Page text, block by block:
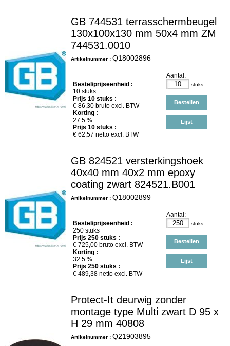
GB 744531 terrasschermbeugel
130x100x130 mm 50x4 mm ZM
744531.0010
Artikelnummer : Q18002896
Bestel/prijseenheid :
10 stuks
Prijs 10stuks :
€ 86,30bruto excl. BTW
Korting :
27.5 %
Prijs 10stuks :
€ 62,57 netto excl. BTW
Aantal:
stuks
Bestellen
Lijst
GB 824521 versterkingshoek
40x40 mm 40x2 mm epoxy
coating zwart 824521.B001
Artikelnummer : Q18002899
Bestel/prijseenheid :
250 stuks
Prijs 250stuks :
€ 725,00bruto excl. BTW
Korting :
32.5 %
Prijs 250stuks :
€ 489,38netto excl. BTW
Aantal:
stuks
Bestellen
Lijst
Protect-It deurwig zonder
montage type Multi zwart D 95 x
H 29 mm 40808
Artikelnummer : Q21903895